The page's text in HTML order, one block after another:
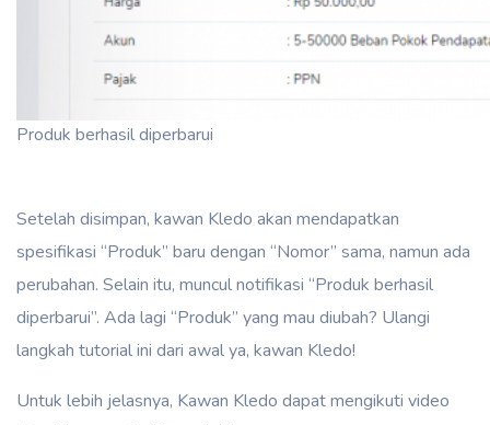
Produk berhasil diperbarui
Setelah disimpan, kawan Kledo akan mendapatkan
spesifikasi “Produk” baru dengan “Nomor” sama, namun ada
perubahan. Selain itu, muncul notifikasi “Produk berhasil
diperbarui”. Ada lagi “Produk” yang mau diubah? Ulangi
langkah tutorial ini dari awal ya, kawan Kledo!
Untuk lebih jelasnya, Kawan Kledo dapat mengikuti video